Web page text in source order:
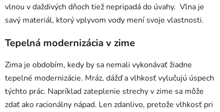
vlnou v daždivých dňoch tiež nepripadá do úvahy. Vlna je
savý materiál, ktorý vplyvom vody mení svoje vlastnosti.
Tepelná modernizácia v zime
Zima je obdobím, kedy by sa nemali vykonávať žiadne
tepelné modernizácie. Mráz, dážď a vlhkosť vylučujú úspech
týchto prác. Napríklad zateplenie strechy v zime sa môže
zdať ako racionálny nápad. Len zdanlivo, pretože vlhkosť pri